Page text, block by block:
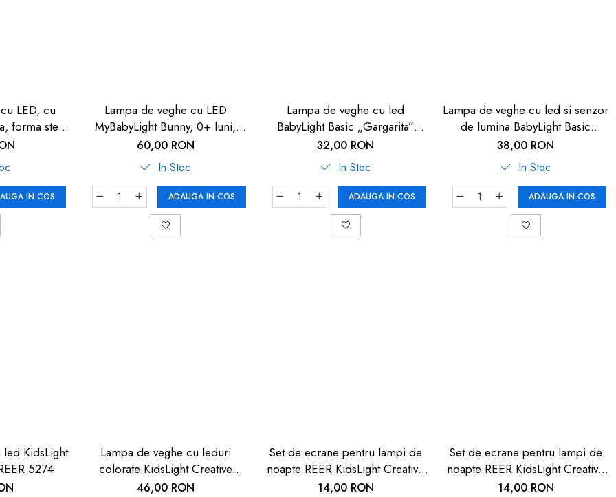
LED, cu
forma stea,
Dreams
IN COS
Lampa de veghe cu LED
MyBabyLight Bunny, 0+ luni,
Reer 52371
60,00 RON
In Stoc
ADAUGA IN COS
Lampa de veghe cu led
BabyLight Basic „Gargarita”
REER 5270
32,00 RON
In Stoc
ADAUGA IN COS
Lampa de veghe cu led si senzor
de lumina BabyLight Basic
„Elefant” REER 5273
38,00 RON
In Stoc
ADAUGA IN COS
led KidsLight
5274
Lampa de veghe cu leduri
colorate KidsLight Creative
„Monstrii” REER 5276
46,00 RON
Set de ecrane pentru lampi de
noapte REER KidsLight Creative
5278
14,00 RON
Set de ecrane pentru lampi de
noapte REER KidsLight Creative
5279
14,00 RON